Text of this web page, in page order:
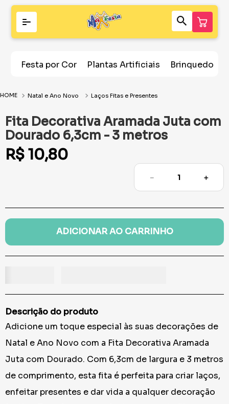
Festa por Cor Plantas Artificiais Brinquedos
Natal e Ano Novo Laços Fitas e Presentes
Fita Decorativa Aramada Juta com
Dourado 6,3cm - 3 metros
R$ 10,80
＋
－
ADICIONAR AO CARRINHO
Descrição do produto
Adicione um toque especial às suas decorações de
Natal e Ano Novo com a Fita Decorativa Aramada
Juta com Dourado. Com 6,3cm de largura e 3 metros
de comprimento, esta fita é perfeita para criar laços,
enfeitar presentes e dar vida a qualquer decoração